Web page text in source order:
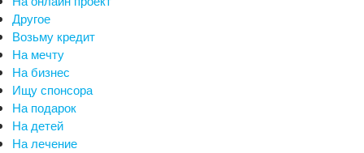
Другое
Возьму кредит
На мечту
На бизнес
Ищу спонсора
На подарок
На детей
На лечение